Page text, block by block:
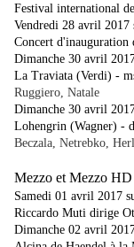
Festival international
Vendredi 28 avril 2017
Concert d'inauguration
Dimanche 30 avril
La Traviata (Verdi) -
Ruggiero, Natale
Dimanche 30 avril
Lohengrin (Wagner) -
Beczala, Netrebko,
Mezzo et Mezzo HD
Samedi 01 avril 2017
Riccardo Muti dirige
Dimanche 02 avril